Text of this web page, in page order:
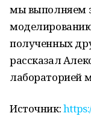
мы выполняем
полученных
рассказал
лабораторией
Источник: